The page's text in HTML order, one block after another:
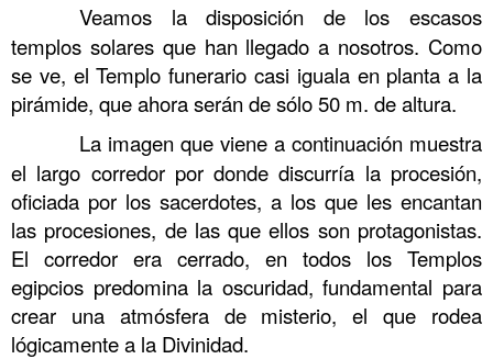
Veamos la disposición de los escasos
templos solares que han llegado a nosotros. Como
se ve, el Templo funerario casi iguala en planta a la
pirámide, que ahora serán de sólo 50 m. de altura.
La imagen que viene a continuación muestra
el largo corredor por donde discurría la procesión,
oficiada por los sacerdotes, a los que les encantan
las procesiones, de las que ellos son protagonistas.
El corredor era cerrado, en todos los Templos
egipcios predomina la oscuridad, fundamental para
crear una atmósfera de misterio, el que rodea
lógicamente a la Divinidad.